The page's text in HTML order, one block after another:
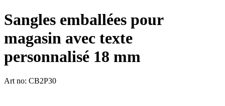
Sangles emballées pour
magasin avec texte
personnalisé 18 mm
Art no: CB2P30